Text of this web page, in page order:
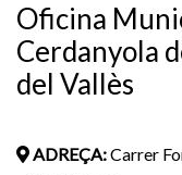
Oficina
Cerdanyola
del Vallès
ADREÇA:Carrer